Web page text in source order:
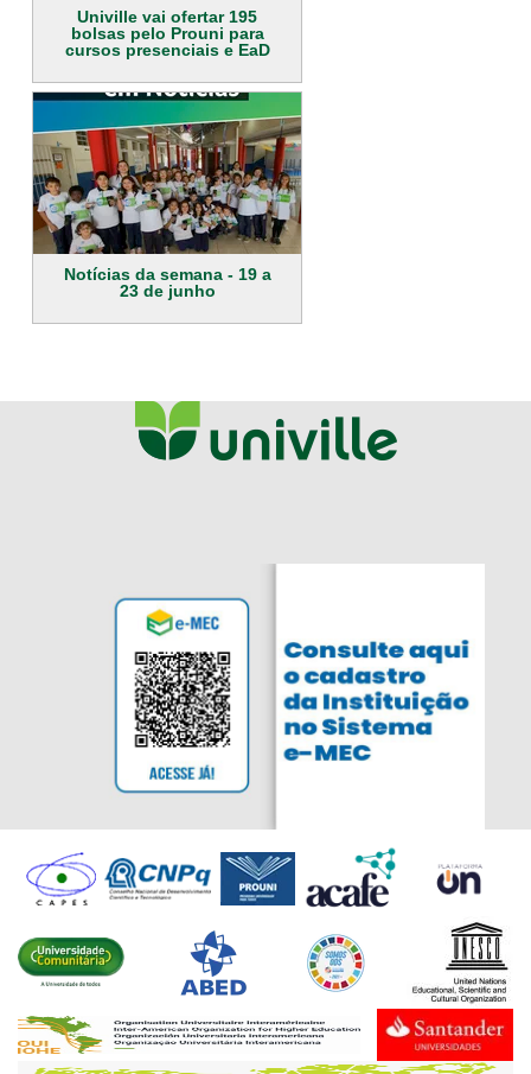
Univille vai ofertar 195
bolsas pelo Prouni para
cursos presenciais e EaD
Notícias da semana - 19 a
23 de junho